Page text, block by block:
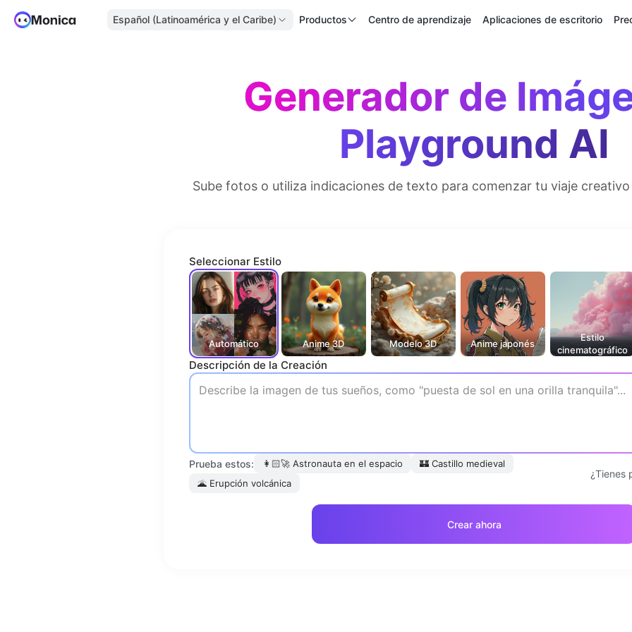
Español (Latinoamérica y el Caribe) Productos Centro de aprendizaje Aplicaciones de escritorio
Generador de
Playground AI
Sube fotos o utiliza indicaciones de texto para comenzar tu viaje
Seleccionar Estilo
Automático Anime 3D Modelo 3D Anime japonés
Estilo
cinematográfico
Descripción de la Creación
Prueba estos: 👩🏻‍🚀 Astronauta en el espacio 🏰 Castillo medieval
🌋 Erupción volcánica
¿Tienes
Crear ahora